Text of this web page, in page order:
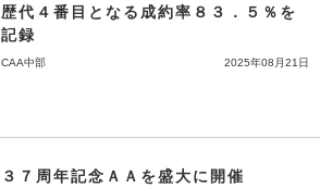
歴代４番目となる成約率８３．５％を
記録
CAA中部 2025年08月21日
３７周年記念ＡＡを盛大に開催